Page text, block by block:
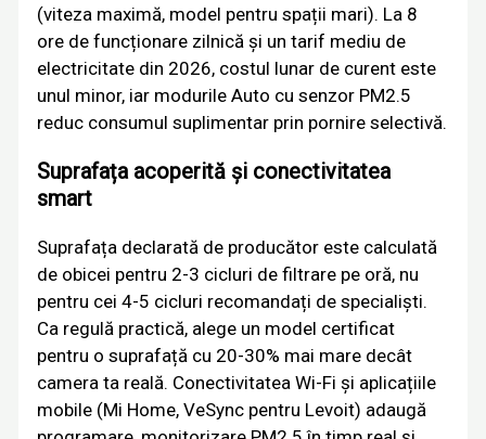
(viteza maximă, model pentru spații mari). La 8
ore de funcționare zilnică și un tarif mediu de
electricitate din 2026, costul lunar de curent este
unul minor, iar modurile Auto cu senzor PM2.5
reduc consumul suplimentar prin pornire selectivă.
Suprafața acoperită și conectivitatea
smart
Suprafața declarată de producător este calculată
de obicei pentru 2-3 cicluri de filtrare pe oră, nu
pentru cei 4-5 cicluri recomandați de specialiști.
Ca regulă practică, alege un model certificat
pentru o suprafață cu 20-30% mai mare decât
camera ta reală. Conectivitatea Wi-Fi și aplicațiile
mobile (Mi Home, VeSync pentru Levoit) adaugă